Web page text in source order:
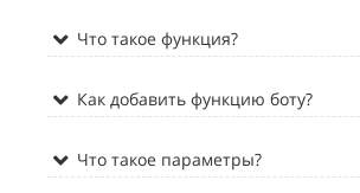
Что такое функция?
Как добавить функцию боту?
Что такое параметры?